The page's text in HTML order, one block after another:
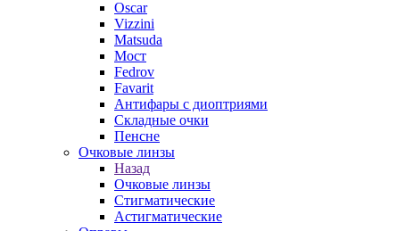
Oscar
Vizzini
Matsuda
Мост
Fedrov
Favarit
Антифары с диоптриями
Складные очки
Пенсне
Очковые линзы
Назад
Очковые линзы
Стигматические
Астигматические